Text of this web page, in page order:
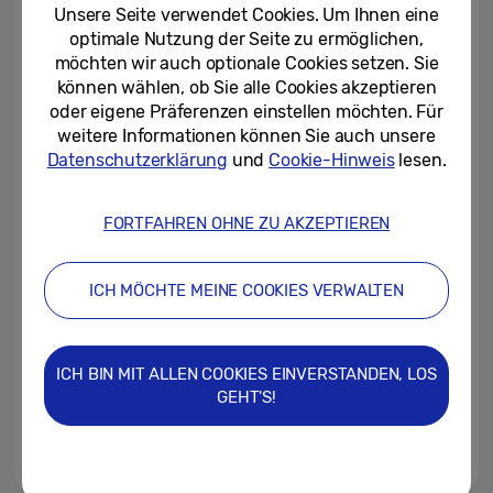
AI in europäischen Haushalten...
26/06/2025
Anmeldefenster für
Bildungsprogramm von
Samsung ab sofort geöffnet
Second-Hand-Mode mit Power:
gewinnt Bildungsprogramm...
President ernannt
Unsere Seite verwendet Cookies. Um Ihnen eine
optimale Nutzung der Seite zu ermöglichen,
möchten wir auch optionale Cookies setzen. Sie
können wählen, ob Sie alle Cookies akzeptieren
oder eigene Präferenzen einstellen möchten. Für
weitere Informationen können Sie auch unsere
Datenschutzerklärung und Cookie-Hinweislesen.
FORTFAHREN OHNE ZU AKZEPTIEREN
ICH MÖCHTE MEINE COOKIES VERWALTEN
ICH BIN MIT ALLEN COOKIES EINVERSTANDEN, LOS
GEHT'S!